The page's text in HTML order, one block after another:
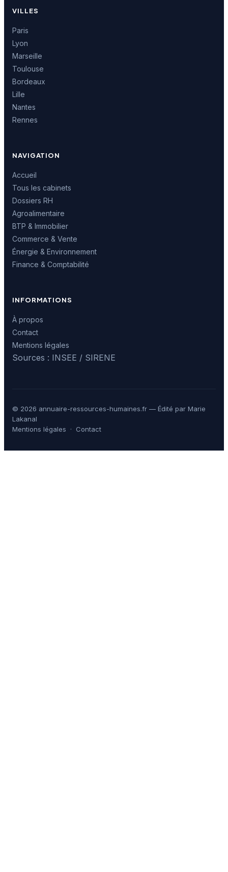
VILLES
Paris
Lyon
Marseille
Toulouse
Bordeaux
Lille
Nantes
Rennes
NAVIGATION
Accueil
Tous les cabinets
Dossiers RH
Agroalimentaire
BTP & Immobilier
Commerce & Vente
Énergie & Environnement
Finance & Comptabilité
INFORMATIONS
À propos
Contact
Mentions légales
Sources : INSEE / SIRENE
© 2026 annuaire-ressources-humaines.fr — Édité par Marie
Lakanal
Mentions légales · Contact